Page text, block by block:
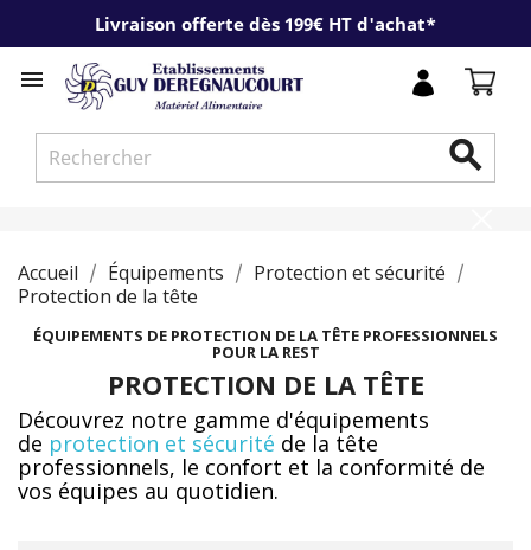
Livraison offerte dès 199€ HT d'achat*


Accueil Équipements
Protection et sécurité
Protection de la tête
ÉQUIPEMENTS DE PROTECTION DE LA TÊTE PROFESSIONNELS
POUR LA REST
PROTECTION DE LA TÊTE
Découvrez notre gamme d'équipements
de protection et sécurité de la tête
professionnels, le confort et la conformité de
vos équipes au quotidien.